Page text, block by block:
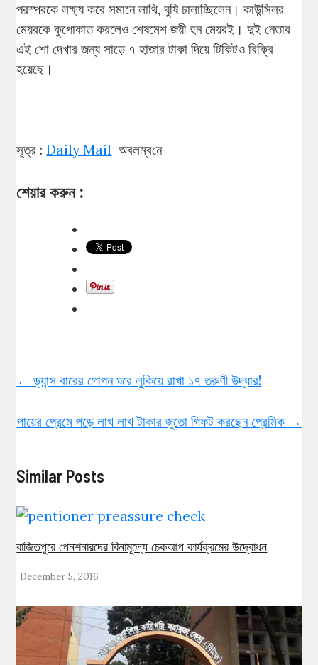
পরস্পরকে লক্ষ্য করে সমানে লাথি, ঘুষি চালাচ্ছিলেন। কাউন্সিলর
মেয়রকে কুপোকাত করলেও শেষমেশ জয়ী হন মেয়রই। দুই নেতার
এই শো দেখার জন্য সাড়ে ৭ হাজার টাকা দিয়ে টিকিটও বিক্রি
হয়েছে।
সূত্র :Daily Mail অবলম্ব‌নে
শেয়ার করুন :
← ড্যান্স বারের গোপন ঘরে লুকিয়ে রাখা ১৭ তরুণী উদ্ধার!
পায়ের প্রেমে পড়ে লাখ লাখ টাকার জুতো গিফট করছেন প্রেমিক →
Similar Posts
বাজিতপুরে পেনশনারদের বিনামূল্যে চেকআপ কার্যক্রমের উদ্বোধন
December 5, 2016